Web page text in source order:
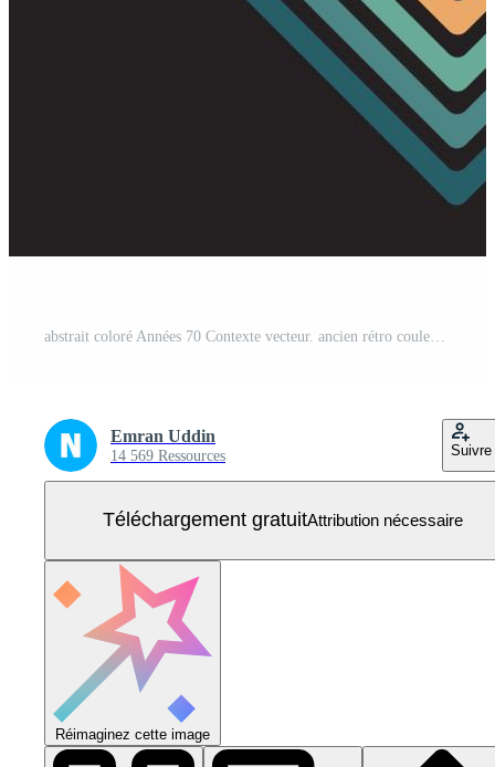
Emran Uddin
14 569 Ressources Suivre
Téléchargement gratuitAttribution nécessaire
Réimaginez cette image